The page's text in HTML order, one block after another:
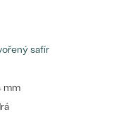
safír
mm